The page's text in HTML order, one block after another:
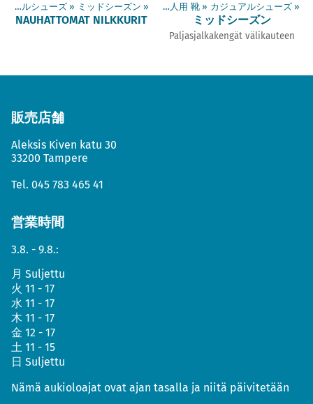
カジュアルシューズ ‪» ミッドシーズン ‪»
NAUHATTOMAT NILKKURIT
商品‪» ベアフットシューズ 大人用 靴 ‪» カジュアルシューズ ‪»
ミッドシーズン
Paljasjalkakengät välikauteen
販売店舗
Aleksis Kiven katu 30
33200 Tampere
Tel. 045 783 465 41
営業時間
3.8. - 9.8.:
月 Suljettu
火 11 - 17
水 11 - 17
木 11 - 17
金 12 - 17
土 11 - 15
日 Suljettu
Nämä aukioloajat ovat ajan tasalla ja niitä päivitetään